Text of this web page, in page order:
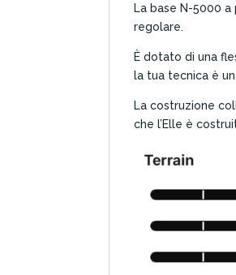
La base N-5000
regolare.
È dotato di una
la tua tecnica è un
La costruzione
che l’Elle è